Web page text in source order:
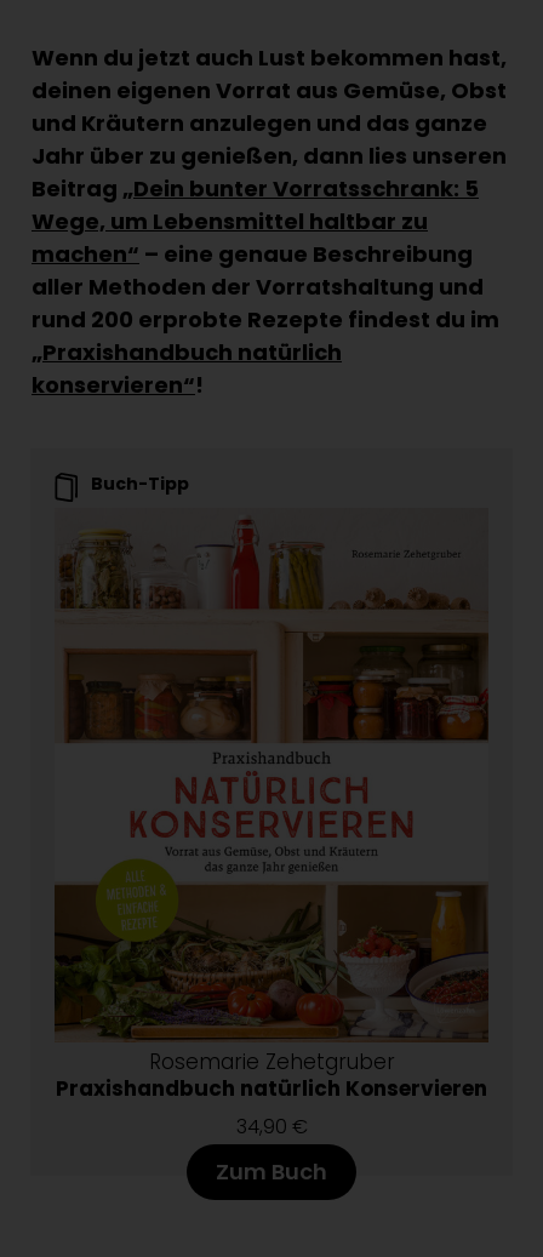
Wenn du jetzt auch Lust bekommen hast,
deinen eigenen Vorrat aus Gemüse, Obst
und Kräutern anzulegen und das ganze
Jahr über zu genießen, dann lies unseren
Beitrag „Dein bunter Vorratsschrank: 5
Wege, um Lebensmittel haltbar zu
machen“ – eine genaue Beschreibung
aller Methoden der Vorratshaltung und
rund 200 erprobte Rezepte findest du im
„Praxishandbuch natürlich
konservieren“!
Buch-Tipp
Rosemarie Zehetgruber
Praxishandbuch natürlich Konservieren
34,90 €
Zum Buch